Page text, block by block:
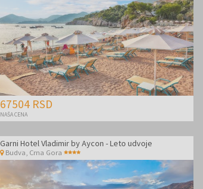
67504 RSD
NAŠA CENA
Garni Hotel Vladimir by Aycon - Leto udvoje
Budva Crna Gora